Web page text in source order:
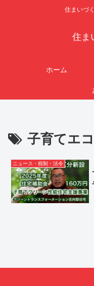
住まいづ
住ま
ホーム
子育てエ
ニュース・税制・法令